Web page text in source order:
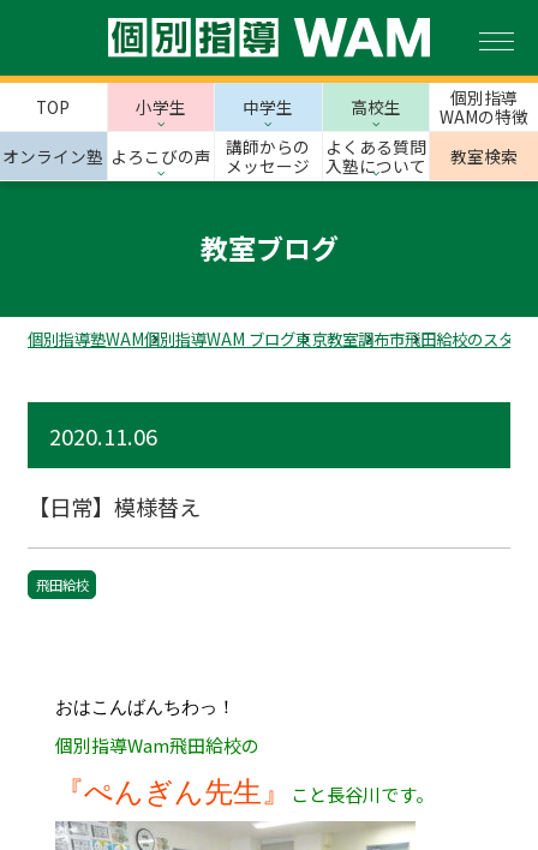
TOP 小学生 中学生 高校生
個別指導
WAMの特徴
オンライン塾 よろこびの声
講師からの
メッセージ
よくある質問
入塾について
教室検索
教室ブログ
個別指導塾WAM個別指導WAM ブログ東京教室調布市飛田給校のスタッ
2020.11.06
【日常】模様替え
飛田給校
おはこんばんちわっ！
個別指導Wam飛田給校の
『ぺんぎん先生』 こと長谷川です。